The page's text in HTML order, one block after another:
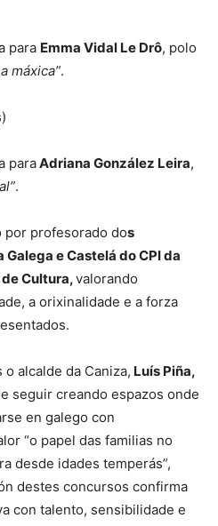
para Emma Vidal Le Drô, polo
máxica”.
paraAdriana González Leira,
.
profesorado dos
e Castelá do CPI da
Cultura,valorando
a orixinalidade e a forza
alcalde da Caniza, Luís Piña,
seguir creando espazos onde
en galego con
“o papel das familias no
desde idades temperás”,
destes concursos confirma
con talento, sensibilidade e